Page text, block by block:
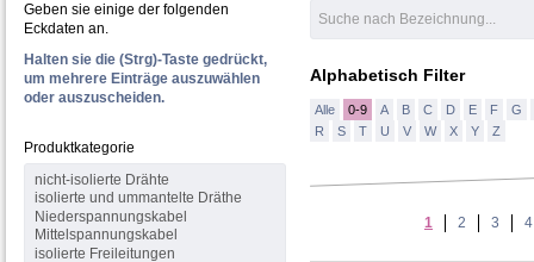
Geben sie einige der folgenden
Eckdaten an.
Halten sie die (Strg)-Taste gedrückt,
um mehrere Einträge auszuwählen
oder auszuscheiden.
Produktkategorie
Alphabetisch Filter
Alle 0-9 A B C D E F
G
R
S T U V W X Y Z
1 2 3 4